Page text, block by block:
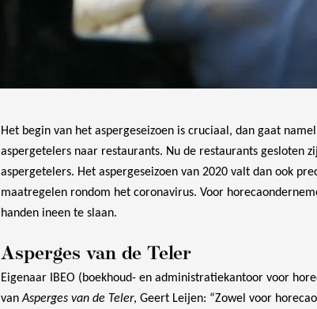
Het begin van het aspergeseizoen is cruciaal, dan gaat
aspergetelers naar restaurants. Nu de restaurants gesloten
aspergetelers. Het aspergeseizoen van 2020 valt dan ook
maatregelen rondom het coronavirus. Voor
handen ineen te slaan.
Asperges van de Teler
Eigenaar IBEO (boekhoud- en administratiekantoor voor
vanAsperges van de Teler, Geert Leijen: “Zowel voor